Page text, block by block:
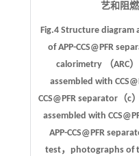
艺和阻
Fig.4 Structure
of APP-CCS@PFR
calorimetry （ARC
assembled with
CCS@PFR separator（
assembled with
APP-CCS@PFR
test，photographs of